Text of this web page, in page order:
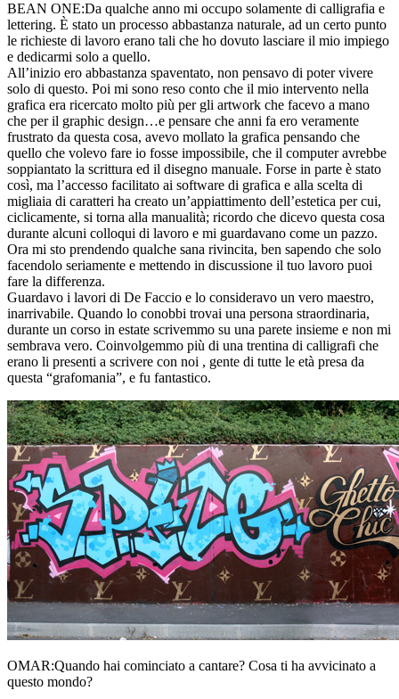
BEAN ONE:Da qualche anno mi occupo solamente di calligrafia e
lettering. È stato un processo abbastanza naturale, ad un certo punto
le richieste di lavoro erano tali che ho dovuto lasciare il mio impiego
e dedicarmi solo a quello.
All’inizio ero abbastanza spaventato, non pensavo di poter vivere
solo di questo. Poi mi sono reso conto che il mio intervento nella
grafica era ricercato molto più per gli artwork che facevo a mano
che per il graphic design…e pensare che anni fa ero veramente
frustrato da questa cosa, avevo mollato la grafica pensando che
quello che volevo fare io fosse impossibile, che il computer avrebbe
soppiantato la scrittura ed il disegno manuale. Forse in parte è stato
così, ma l’accesso facilitato ai software di grafica e alla scelta di
migliaia di caratteri ha creato un’appiattimento dell’estetica per cui,
ciclicamente, si torna alla manualità; ricordo che dicevo questa cosa
durante alcuni colloqui di lavoro e mi guardavano come un pazzo.
Ora mi sto prendendo qualche sana rivincita, ben sapendo che solo
facendolo seriamente e mettendo in discussione il tuo lavoro puoi
fare la differenza.
Guardavo i lavori di De Faccio e lo consideravo un vero maestro,
inarrivabile. Quando lo conobbi trovai una persona straordinaria,
durante un corso in estate scrivemmo su una parete insieme e non mi
sembrava vero. Coinvolgemmo più di una trentina di calligrafi che
erano li presenti a scrivere con noi , gente di tutte le età presa da
questa “grafomania”, e fu fantastico.
OMAR:Quando hai cominciato a cantare? Cosa ti ha avvicinato a
questo mondo?